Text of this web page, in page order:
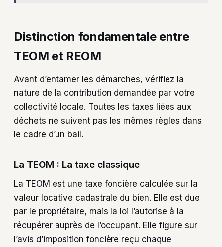
Distinction fondamentale entre
TEOM et REOM
Avant d’entamer les démarches, vérifiez la
nature de la contribution demandée par votre
collectivité locale. Toutes les taxes liées aux
déchets ne suivent pas les mêmes règles dans
le cadre d’un bail.
La TEOM : La taxe classique
La TEOM est une taxe foncière calculée sur la
valeur locative cadastrale du bien. Elle est due
par le propriétaire, mais la loi l’autorise à la
récupérer auprès de l’occupant. Elle figure sur
l’avis d’imposition foncière reçu chaque